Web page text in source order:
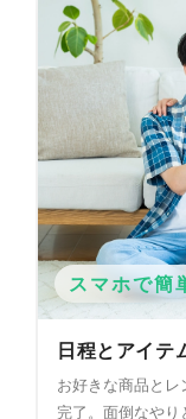
スマホで簡
日程とアイテ
お好きな商品と
完了。面倒なやり